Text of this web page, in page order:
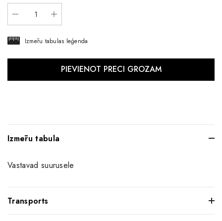
Izmēru tabulas leģenda
Izmēru tabula
Vastavad suurusele
Transports